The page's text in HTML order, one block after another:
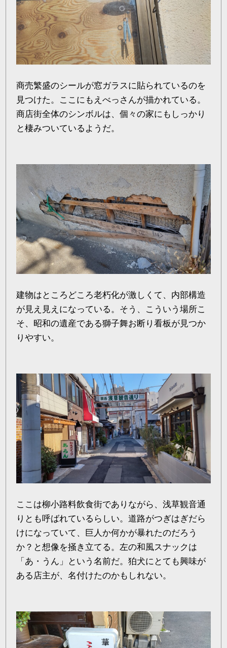
商売繁盛のシールが窓ガラスに貼られているのを
見つけた。ここにもえべっさんが描かれている。
商店街全体のシンボルは、個々の家にもしっかり
と棲みついているようだ。
建物はところどころ老朽化が激しくて、内部構造
が見え見えになっている。そう、こういう場所こ
そ、昭和の遺産である獅子舞お断り看板が見つか
りやすい。
ここは柳小路料飲食街でありながら、浅草観音通
りとも呼ばれているらしい。道路がつぎはぎだら
けになっていて、巨人か何かが暴れたのだろう
か？と想像を掻き立てる。左の和風スナックは
「あ・うん」という名前だ。狛犬にとても興味が
ある店主が、名付けたのかもしれない。